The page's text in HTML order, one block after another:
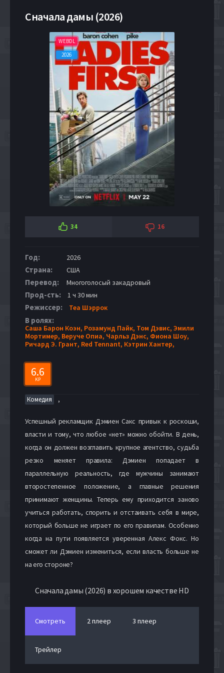
Сначала дамы (2026)
WEBDL
2026
34 16
Год: 2026
Страна: США
Перевод: Многоголосый закадровый
Прод-сть: 1 ч 30 мин
Режиссер: Теа Шэррок
В ролях:
Саша Барон Коэн, Розамунд Пайк, Том Дэвис, Эмили
Мортимер, Веруче Опиа, Чарльз Дэнс, Фиона Шоу,
Ричард Э. Грант, Red Tennant, Кэтрин Хантер,
6.6
KP
Комедия ,
Успешный рекламщик Дэмиен Сакс привык к роскоши,
власти и тому, что любое «нет» можно обойти. В день,
когда он должен возглавить крупное агентство, судьба
резко меняет правила: Дэмиен попадает в
параллельную реальность, где мужчины занимают
второстепенное положение, а главные решения
принимают женщины. Теперь ему приходится заново
учиться работать, спорить и отстаивать себя в мире,
который больше не играет по его правилам. Особенно
когда на пути появляется уверенная Алекс Фокс. Но
сможет ли Дэмиен измениться, если власть больше не
на его стороне?
Сначала дамы (2026) в хорошем качестве HD
Смотреть 2 плеер 3 плеер
Трейлер